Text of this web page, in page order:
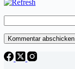
Kommentar abschicken